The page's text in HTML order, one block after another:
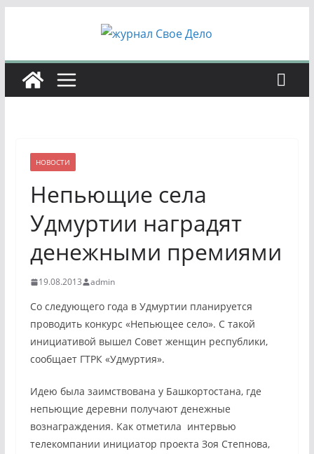
НОВОСТИ
Непьющие села
Удмуртии наградят
денежными премиями
19.08.2013 admin
Со следующего года в Удмуртии планируется
проводить конкурс «Непьющее село». С такой
инициативой вышел Совет женщин республики,
сообщает ГТРК «Удмуртия».
Идею была заимствована у Башкортостана, где
непьющие деревни получают денежные
вознаграждения. Как отметила интервью
телекомпании инициатор проекта Зоя Степнова,